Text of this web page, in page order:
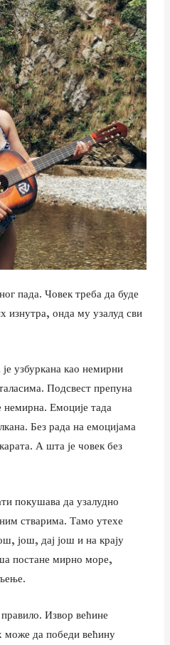
пада. Човек треба да буде
изнутра, онда му узалуд сви
узбуркана као немирни
Подсвест препуна
Емоције тада
Без рада на емоцијама
А шта је човек без
покушава да узалудно
стварима. Тамо утехе
још, дај још и на крају
постане мирно море,
Извор већине
може да победи већину